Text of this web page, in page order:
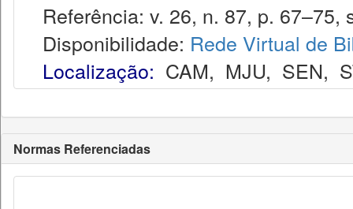
Referência: v. 26, n. 87, p. 67–75,
Disponibilidade: Rede Virtual de
Localização: CAM, MJU, SEN,
Normas Referenciadas